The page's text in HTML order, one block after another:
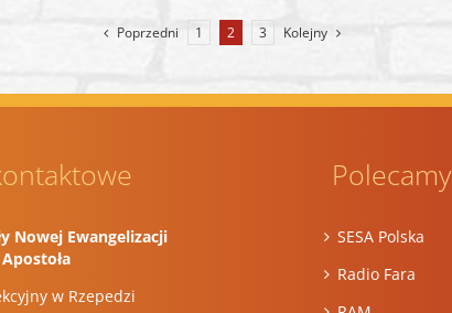
Poprzedni 1 2 3 Kolejny
Nowej Ewangelizacji
w Rzepedzi
Polecamy
SESA Polska
Radio Fara